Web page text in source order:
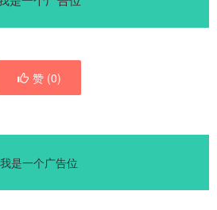
赞 (0)
我是一个广告位